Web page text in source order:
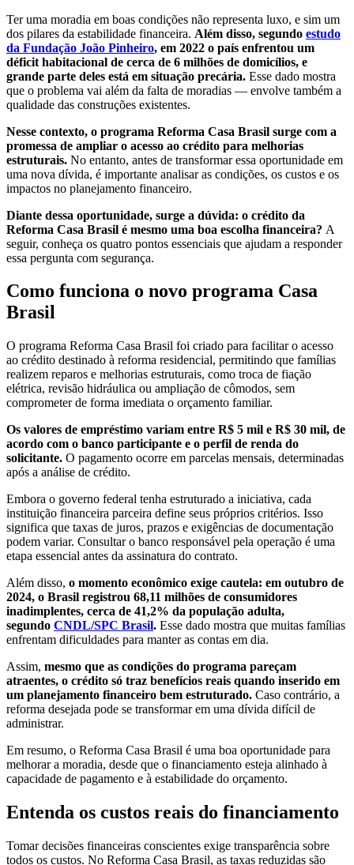
Ter uma moradia em boas condições não representa luxo, e sim um
dos pilares da estabilidade financeira. Além disso, segundo estudo
da Fundação João Pinheiro, em 2022 o país enfrentou um
déficit habitacional de cerca de 6 milhões de domicílios, e
grande parte deles está em situação precária. Esse dado mostra
que o problema vai além da falta de moradias — envolve também a
qualidade das construções existentes.
Nesse contexto, o programa Reforma Casa Brasil surge com a
promessa de ampliar o acesso ao crédito para melhorias
estruturais. No entanto, antes de transformar essa oportunidade em
uma nova dívida, é importante analisar as condições, os custos e os
impactos no planejamento financeiro.
Diante dessa oportunidade, surge a dúvida: o crédito da
Reforma Casa Brasil é mesmo uma boa escolha financeira? A
seguir, conheça os quatro pontos essenciais que ajudam a responder
essa pergunta com segurança.
Como funciona o novo programa Casa
Brasil
O programa Reforma Casa Brasil foi criado para facilitar o acesso
ao crédito destinado à reforma residencial, permitindo que famílias
realizem reparos e melhorias estruturais, como troca de fiação
elétrica, revisão hidráulica ou ampliação de cômodos, sem
comprometer de forma imediata o orçamento familiar.
Os valores de empréstimo variam entre R$ 5 mil e R$ 30 mil, de
acordo com o banco participante e o perfil de renda do
solicitante. O pagamento ocorre em parcelas mensais, determinadas
após a análise de crédito.
Embora o governo federal tenha estruturado a iniciativa, cada
instituição financeira parceira define seus próprios critérios. Isso
significa que taxas de juros, prazos e exigências de documentação
podem variar. Consultar o banco responsável pela operação é uma
etapa essencial antes da assinatura do contrato.
Além disso, o momento econômico exige cautela: em outubro de
2024, o Brasil registrou 68,11 milhões de consumidores
inadimplentes, cerca de 41,2% da população adulta,
segundo CNDL/SPC Brasil. Esse dado mostra que muitas famílias
enfrentam dificuldades para manter as contas em dia.
Assim, mesmo que as condições do programa pareçam
atraentes, o crédito só traz benefícios reais quando inserido em
um planejamento financeiro bem estruturado. Caso contrário, a
reforma desejada pode se transformar em uma dívida difícil de
administrar.
Em resumo, o Reforma Casa Brasil é uma boa oportunidade para
melhorar a moradia, desde que o financiamento esteja alinhado à
capacidade de pagamento e à estabilidade do orçamento.
Entenda os custos reais do financiamento
Tomar decisões financeiras conscientes exige transparência sobre
todos os custos. No Reforma Casa Brasil, as taxas reduzidas são